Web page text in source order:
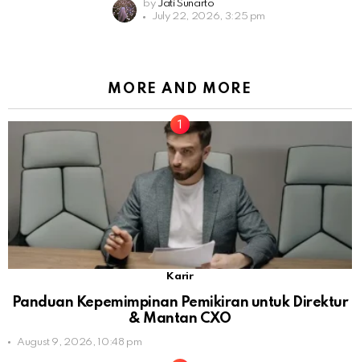
by Jati Sunarto
July 22, 2026, 3:25 pm
MORE AND MORE
Karir
Panduan Kepemimpinan Pemikiran untuk Direktur
& Mantan CXO
August 9, 2026, 10:48 pm